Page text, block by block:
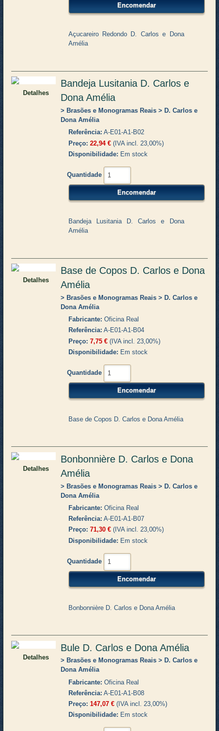
Açucareiro Redondo D. Carlos e Dona
Amélia
Detalhes
Bandeja Lusitania D. Carlos e
Dona Amélia
Brasões e Monogramas Reais
D. Carlos e
Dona Amélia
Referência A-E01-A1-B02
Preço 22,94 €(IVA incl. 23,00%)
Disponibilidade
Em stock
Quantidade
Bandeja Lusitania D. Carlos e Dona
Amélia
Detalhes
Base de Copos D. Carlos e Dona
Amélia
Brasões e Monogramas Reais
D. Carlos e
Dona Amélia
Fabricante Oficina Real
Referência A-E01-A1-B04
Preço 7,75 €(IVA incl. 23,00%)
Disponibilidade
Em stock
Quantidade
Base de Copos D. Carlos e Dona Amélia
Detalhes
Bonbonnière D. Carlos e Dona
Amélia
Brasões e Monogramas Reais
D. Carlos e
Dona Amélia
Fabricante Oficina Real
Referência A-E01-A1-B07
Preço 71,30 €(IVA incl. 23,00%)
Disponibilidade
Em stock
Quantidade
Bonbonnière D. Carlos e Dona Amélia
Detalhes
Bule D. Carlos e Dona Amélia
Brasões e Monogramas Reais
D. Carlos e
Dona Amélia
Fabricante Oficina Real
Referência A-E01-A1-B08
Preço 147,07 €(IVA incl. 23,00%)
Disponibilidade
Em stock